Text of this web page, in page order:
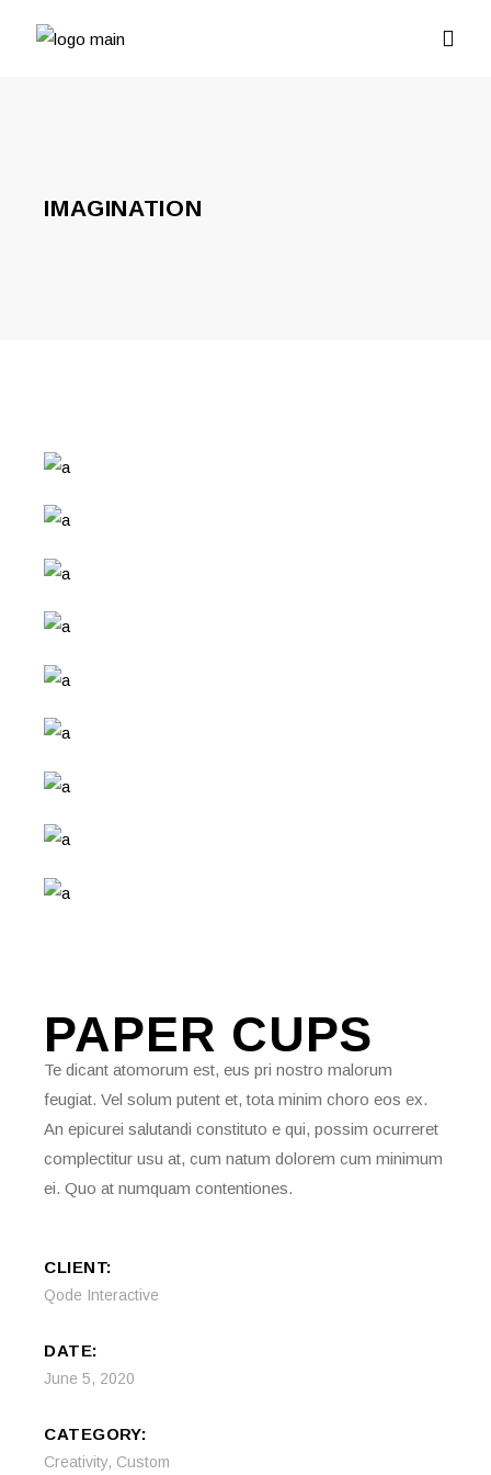
IMAGINATION
PAPER CUPS
Te dicant atomorum est, eus pri nostro malorum
feugiat. Vel solum putent et, tota minim choro eos ex.
An epicurei salutandi constituto e qui, possim ocurreret
complectitur usu at, cum natum dolorem cum minimum
ei. Quo at numquam contentiones.
CLIENT:
Qode Interactive
DATE:
June 5, 2020
CATEGORY:
Creativity, Custom